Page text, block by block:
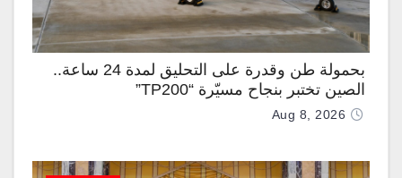
بحمولة طن وقدرة على التحليق لمدة 24 ساعة..
الصين تختبر بنجاح مسيّرة “TP200”
Aug 8, 2026